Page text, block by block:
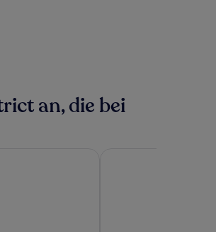
an, die bei